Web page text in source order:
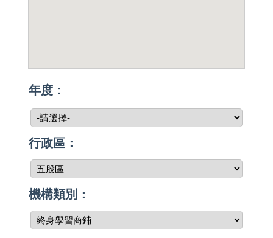
年度：
行政區：
機構類別：